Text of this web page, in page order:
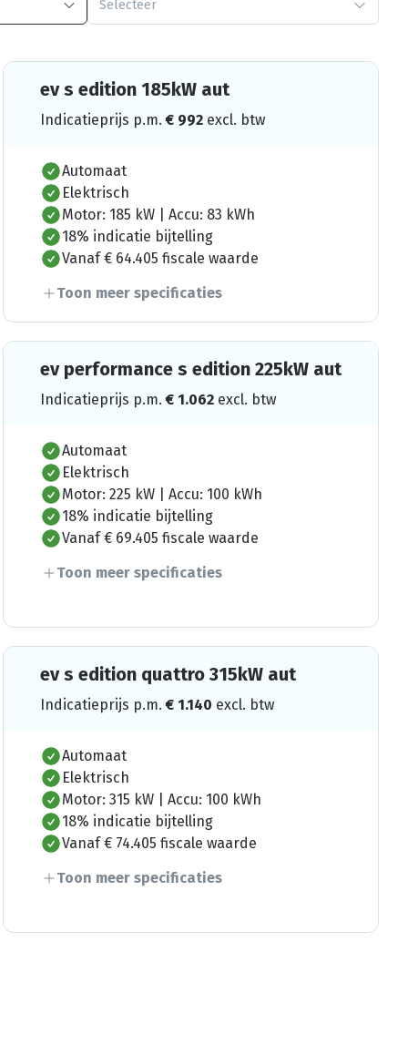
Selecteer
ev s edition 185kW aut
Indicatieprijs p.m.€ 992 excl. btw
Automaat
Elektrisch
Motor: 185 kW | Accu: 83 kWh
18% indicatie bijtelling
Vanaf € 64.405 fiscale waarde
Toon meer specificaties
ev performance s edition 225kW aut
Indicatieprijs p.m.€ 1.062 excl. btw
Automaat
Elektrisch
Motor: 225 kW | Accu: 100 kWh
18% indicatie bijtelling
Vanaf € 69.405 fiscale waarde
Toon meer specificaties
ev s edition quattro 315kW aut
Indicatieprijs p.m.€ 1.140 excl. btw
Automaat
Elektrisch
Motor: 315 kW | Accu: 100 kWh
18% indicatie bijtelling
Vanaf € 74.405 fiscale waarde
Toon meer specificaties